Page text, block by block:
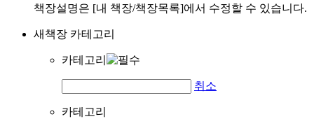
책장설명은 [내 책장/책장목록]에서 수정할 수 있습니다.
새책장 카테고리
카테고리
취소
카테고리